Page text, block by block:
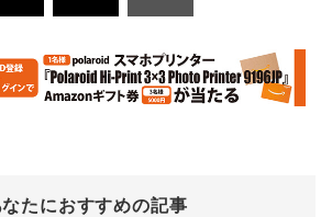
なたにおすすめの記事